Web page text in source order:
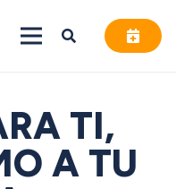
TI,
A TU